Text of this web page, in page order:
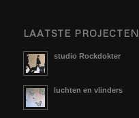
LAATSTE PROJECTEN
studio Rockdokter
luchten en vlinders